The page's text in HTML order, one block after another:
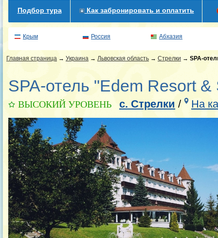
Подбор тура Как забронировать и оплатить
Крым Россия Абхазия
Главная страница → Украина → Львовская область → Стрелки → SPA-
SPA-отель "Edem Resort &
ВЫСОКИЙ УРОВЕНЬ с. Стрелки / На